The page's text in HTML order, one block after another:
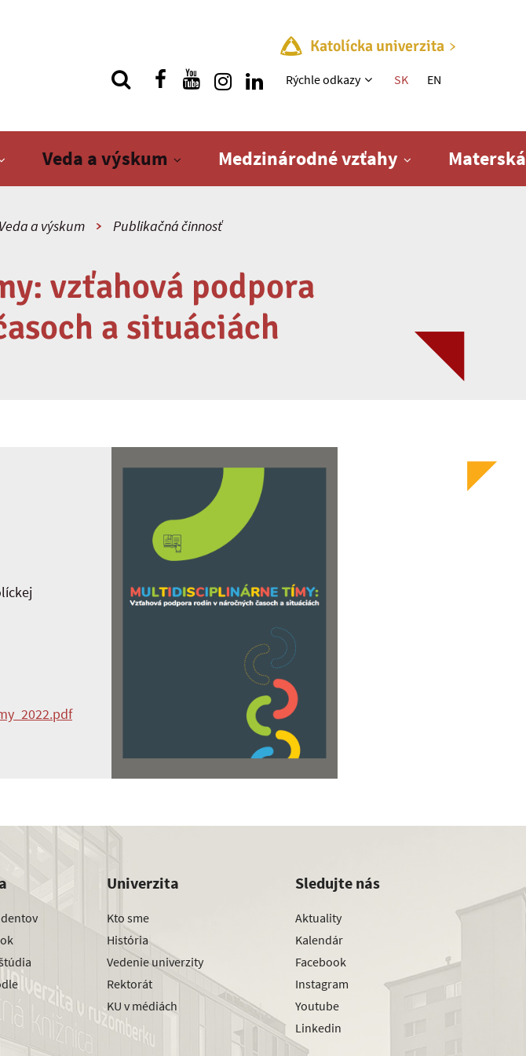
Katolícka univerzita
Rýchle menu
Rýchle odkazy SK EN
Veda a výskum Medzinárodné vzťahy
Veda a výskum Publikačná činnosť
vzťahová podpora
a situáciách
Univerzita
Kto sme
História
Vedenie univerzity
Rektorát
KU v médiách
Sledujte nás
Aktuality
Kalendár
Facebook
Instagram
Youtube
Linkedin